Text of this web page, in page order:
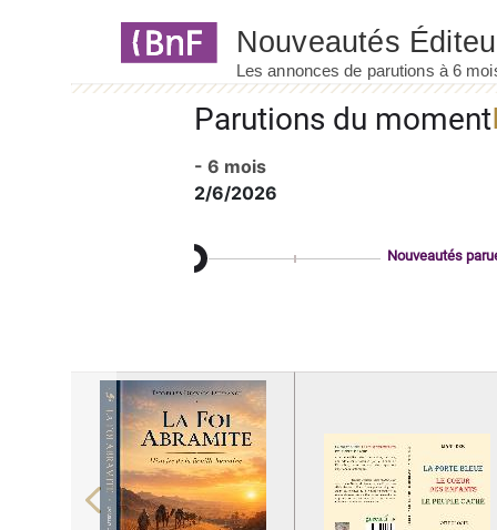
Parutions du moment
- 6 mois
2/6/2026
Nouveautés
Previous